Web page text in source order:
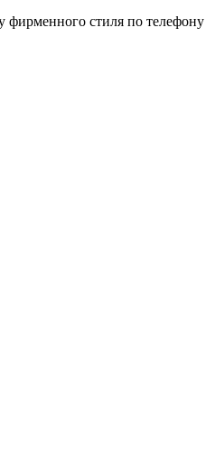
фирменного стиля по телефону